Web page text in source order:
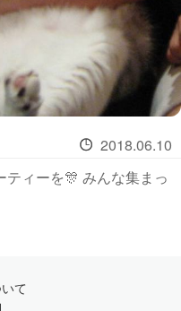
2018.06.10
ィーを🎊 みんな集まっ
て